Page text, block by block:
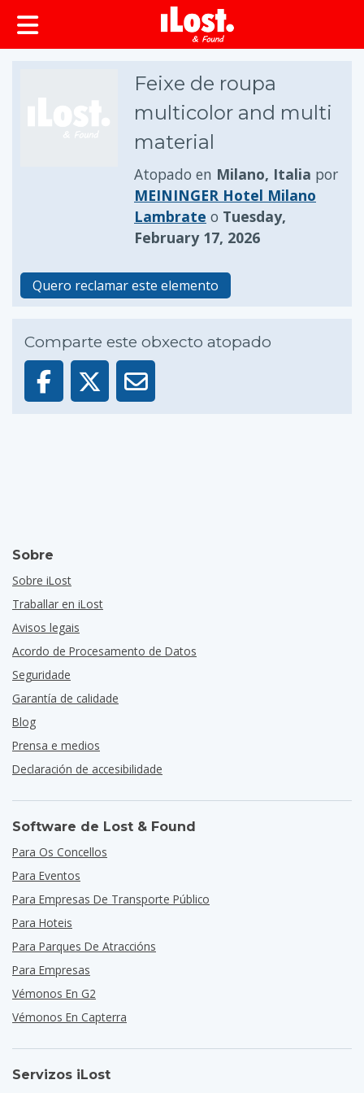
Feixe de roupa
multicolor and multi
material
Atopado en Milano, Italia por
MEININGER Hotel Milano
Lambrate o Tuesday,
February 17, 2026
Quero reclamar este elemento
Comparte este obxecto atopado
Sobre
Sobre iLost
Traballar en iLost
Avisos legais
Acordo de Procesamento de Datos
Seguridade
Garantía de calidade
Blog
Prensa e medios
Declaración de accesibilidade
Software de Lost & Found
Para Os Concellos
Para Eventos
Para Empresas De Transporte Público
Para Hoteis
Para Parques De Atraccións
Para Empresas
Vémonos En G2
Vémonos En Capterra
Servizos iLost